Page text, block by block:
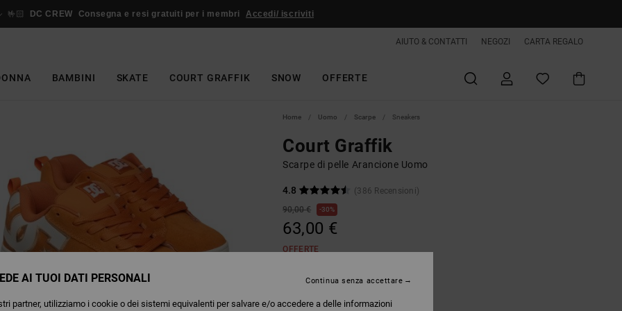
🤟🏻 DC CREW Consegna e resi gratuiti per i membri Accedi/ iscriviti
AIUTO & CONTATTI NEGOZI CARTA REGALO
BAMBINI SKATE COURT GRAFFIK SNOW OFFERTE
Home Uomo Scarpe Sneakers
Court Graffik
Scarpe di pelle Arancione Uomo
4.8
(386 Recensioni)
90,00 €
30%
63,00 €
OFFERTE
AI TUOI DATI PERSONALI
partner, utilizziamo i cookie o dei sistemi equivalenti per salvare e/o accedere a delle informazioni
Continua senza accettare